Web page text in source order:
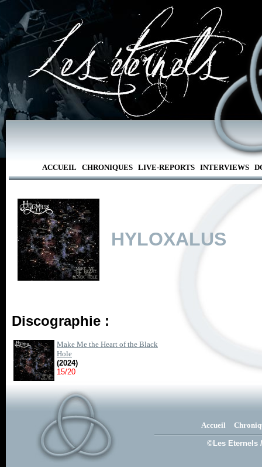
ACCUEIL CHRONIQUES LIVE-REPORTS INTERVIEWS
HYLOXALUS
Discographie :
Make Me the Heart of the Black
Hole
(2024)
15/20
Accueil
©Les Eternels